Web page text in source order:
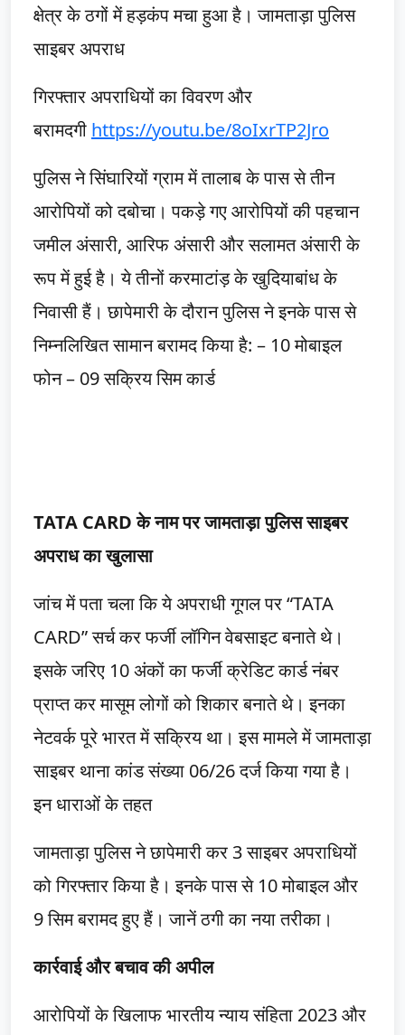
क्षेत्र के ठगों में हड़कंप मचा हुआ है। जामताड़ा पुलिस
साइबर अपराध
गिरफ्तार अपराधियों का विवरण और
बरामदगी https://youtu.be/8oIxrTP2Jro
पुलिस ने सिंघारियों ग्राम में तालाब के पास से तीन
आरोपियों को दबोचा। पकड़े गए आरोपियों की पहचान
जमील अंसारी, आरिफ अंसारी और सलामत अंसारी के
रूप में हुई है। ये तीनों करमाटांड़ के खुदियाबांध के
निवासी हैं। छापेमारी के दौरान पुलिस ने इनके पास से
निम्नलिखित सामान बरामद किया है: – 10 मोबाइल
फोन – 09 सक्रिय सिम कार्ड
TATA CARD के नाम पर जामताड़ा पुलिस साइबर
अपराध का खुलासा
जांच में पता चला कि ये अपराधी गूगल पर “TATA
CARD” सर्च कर फर्जी लॉगिन वेबसाइट बनाते थे।
इसके जरिए 10 अंकों का फर्जी क्रेडिट कार्ड नंबर
प्राप्त कर मासूम लोगों को शिकार बनाते थे। इनका
नेटवर्क पूरे भारत में सक्रिय था। इस मामले में जामताड़ा
साइबर थाना कांड संख्या 06/26 दर्ज किया गया है।
इन धाराओं के तहत
जामताड़ा पुलिस ने छापेमारी कर 3 साइबर अपराधियों
को गिरफ्तार किया है। इनके पास से 10 मोबाइल और
9 सिम बरामद हुए हैं। जानें ठगी का नया तरीका।
कार्रवाई और बचाव की अपील
आरोपियों के खिलाफ भारतीय न्याय संहिता 2023 और